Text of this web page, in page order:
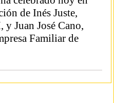
de Inés Juste,
Juan José Cano,
Familiar de